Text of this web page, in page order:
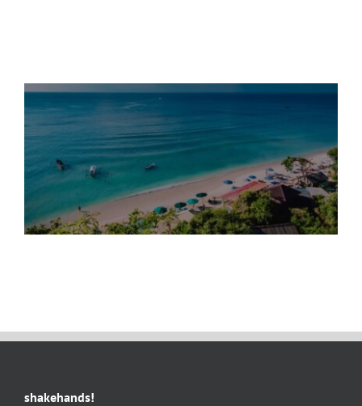
shakehands!